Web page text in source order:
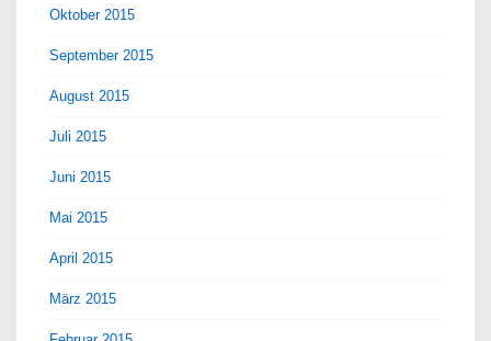
Oktober 2015
September 2015
August 2015
Juli 2015
Juni 2015
Mai 2015
April 2015
März 2015